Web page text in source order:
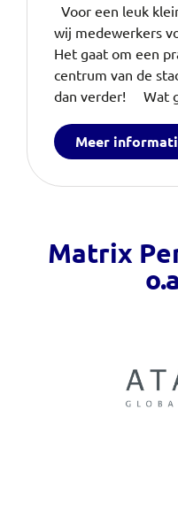
Voor een leuk
wij medewerkers
Het gaat om een
centrum van de
dan verder! Wat
Meer
Matrix